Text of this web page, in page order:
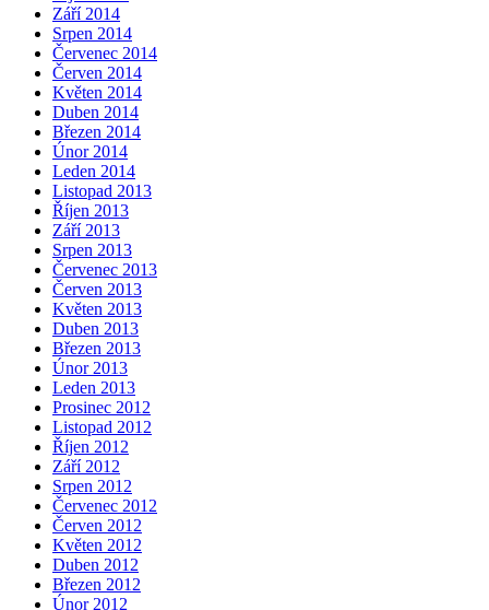
Září 2014
Srpen 2014
Červenec 2014
Červen 2014
Květen 2014
Duben 2014
Březen 2014
Únor 2014
Leden 2014
Listopad 2013
Říjen 2013
Září 2013
Srpen 2013
Červenec 2013
Červen 2013
Květen 2013
Duben 2013
Březen 2013
Únor 2013
Leden 2013
Prosinec 2012
Listopad 2012
Říjen 2012
Září 2012
Srpen 2012
Červenec 2012
Červen 2012
Květen 2012
Duben 2012
Březen 2012
Únor 2012